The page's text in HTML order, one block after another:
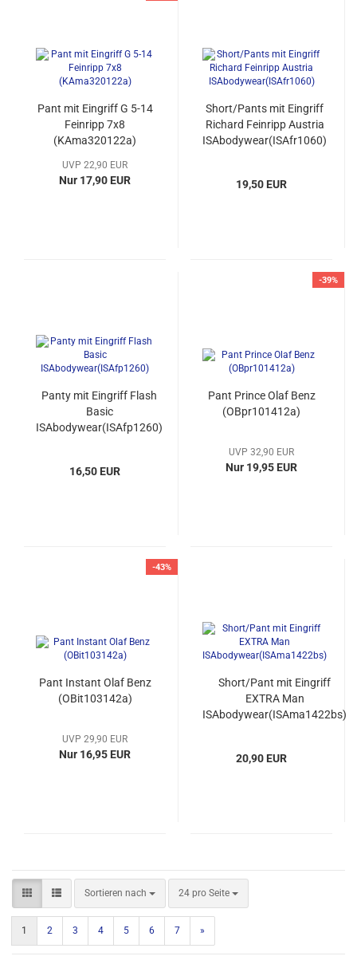
Pant mit Eingriff G 5-14
Feinripp 7x8
(KAma320122a)
UVP 22,90 EUR
Nur 17,90 EUR
Short/Pants mit Eingriff
Richard Feinripp Austria
ISAbodywear(ISAfr1060)
19,50 EUR
Panty mit Eingriff Flash
Basic
ISAbodywear(ISAfp1260)
16,50 EUR
-39%
Pant Prince Olaf Benz
(OBpr101412a)
UVP 32,90 EUR
Nur 19,95 EUR
-43%
Pant Instant Olaf Benz
(OBit103142a)
UVP 29,90 EUR
Nur 16,95 EUR
Short/Pant mit Eingriff
EXTRA Man
ISAbodywear(ISAma1422bs)
20,90 EUR
Sortieren nach
Sortieren nach 24 pro Seite
pro Seite
1 2 3 4 5 6 7 »